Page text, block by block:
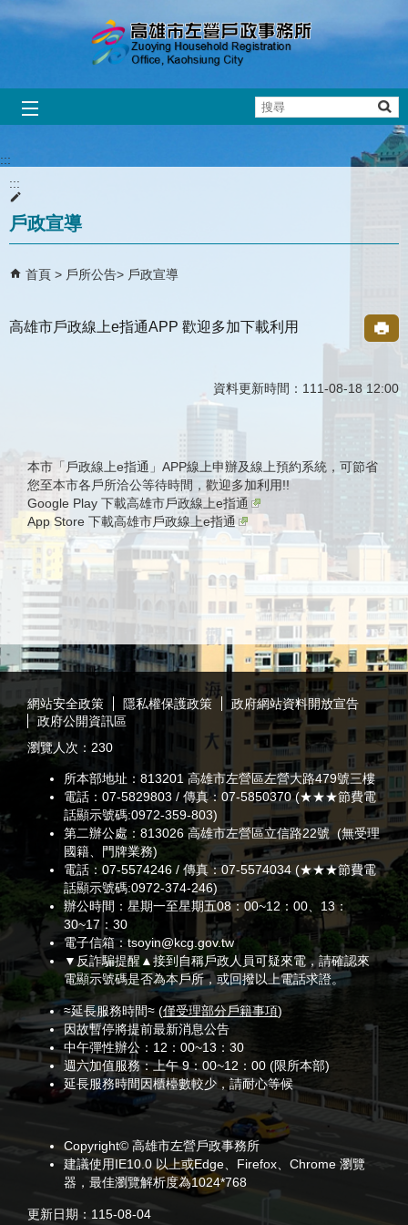
跳到主要內容區塊
搜
尋
:::
:::
戶政宣導
首頁 戶所公告 戶政宣導
高雄市戶政線上e指通APP 歡迎多加下載利用
資料更新時間：111-08-18 12:00
本市「戶政線上e指通」APP線上申辦及線上預約系統，可節省
您至本市各戶所洽公等待時間，歡迎多加利用!!
Google Play 下載高雄市戶政線上e指通
App Store 下載高雄市戶政線上e指通
網站安全政策
隱私權保護政策
政府網站資料開放宣告
政府公開資訊區
瀏覽人次： 230
所本部地址：813201 高雄市左營區左營大路479號三樓
電話：07-5829803 / 傳真：07-5850370 (★★★節費電
話顯示號碼:0972-359-803)
第二辦公處：813026 高雄市左營區立信路22號 (無受理
國籍、門牌業務)
電話：07-5574246 / 傳真：07-5574034 (★★★節費電
話顯示號碼:0972-374-246)
辦公時間：星期一至星期五08：00~12：00、13：
30~17：30
電子信箱：tsoyin@kcg.gov.tw
▼反詐騙提醒▲接到自稱戶政人員可疑來電，請確認來
電顯示號碼是否為本戶所，或回撥以上電話求證。
≈延長服務時間≈ (僅受理部分戶籍事項)
因故暫停將提前最新消息公告
中午彈性辦公：12：00~13：30
週六加值服務：上午 9：00~12：00 (限所本部)
延長服務時間因櫃檯數較少，請耐心等候
Copyright© 高雄市左營戶政事務所
建議使用IE10.0 以上或Edge、Firefox、Chrome 瀏覽
器，最佳瀏覽解析度為1024*768
更新日期： 115-08-04